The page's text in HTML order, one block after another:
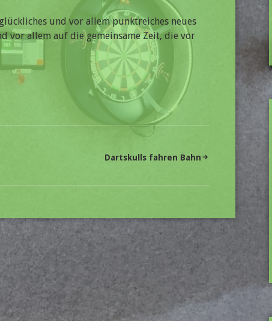
und vor allem punktreiches neues
vor allem auf die gemeinsame Zeit, die vor
Dartskulls fahren Bahn